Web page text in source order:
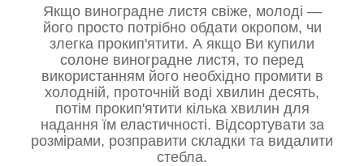
Якщо виноградне листя свіже, молоді —
його просто потрібно обдати окропом, чи
злегка прокип'ятити. А якщо Ви купили
солоне виноградне листя, то перед
використанням його необхідно промити в
холодній, проточній воді хвилин десять,
потім прокип'ятити кілька хвилин для
надання їм еластичності. Відсортувати за
розмірами, розправити складки та видалити
стебла.